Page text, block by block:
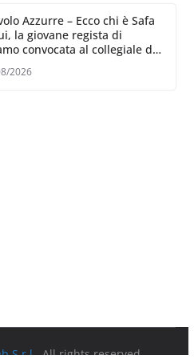
Azzurre – Ecco chi è Safa
la giovane regista di
convocata al collegiale di
2026
S.r.l.. All rights reserved.